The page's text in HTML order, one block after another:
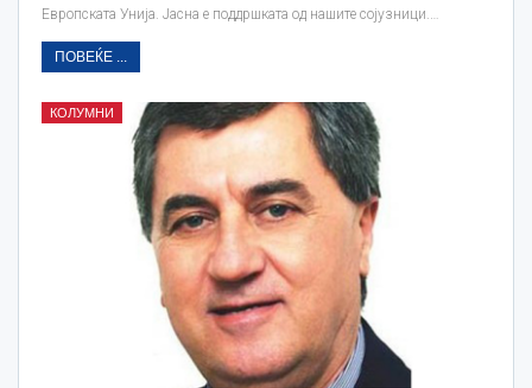
Европската Унија. Јасна е поддршката од нашите сојузници.…
ПОВЕЌЕ ...
КОЛУМНИ